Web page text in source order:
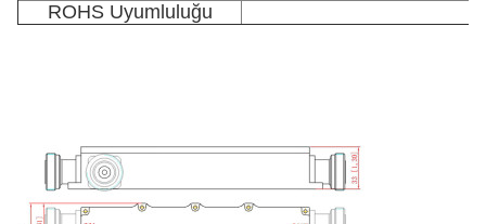
ROHS Uyumluluğu